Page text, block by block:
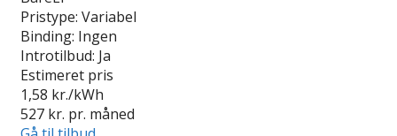
Pristype: Variabel
Binding: Ingen
Introtilbud: Ja
Estimeret pris
1,58 kr./kWh
527 kr. pr. måned